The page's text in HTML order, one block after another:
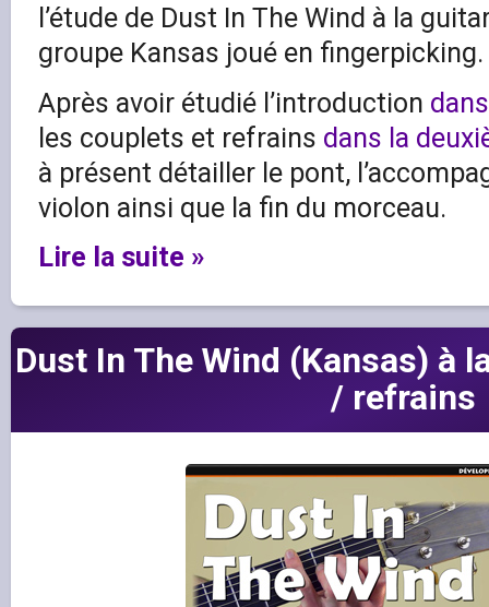
l’étude de Dust In The Wind à la
groupe Kansas joué en fingerpicking.
Après avoir étudié l’introduction
les couplets et refrains dans la
à présent détailler le pont,
violon ainsi que la fin du morceau.
Lire la suite »
Dust In The Wind (Kansas) à
/ refrains